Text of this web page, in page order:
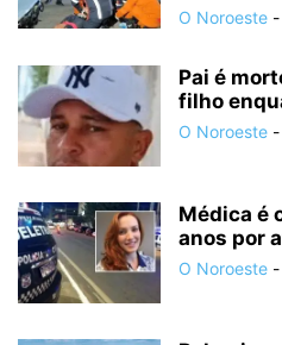
O Noroeste -
Pai é
filho
O Noroeste -
Médica é
anos por
O Noroeste -